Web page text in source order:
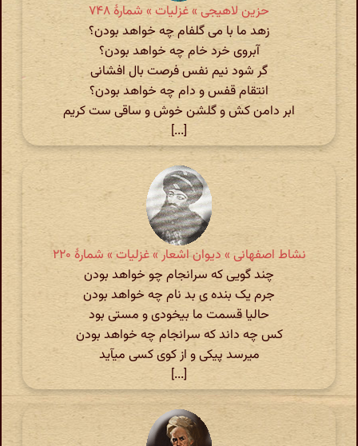
حزین لاهیجی » غزلیات » شمارهٔ ۷۴۸
زهد ما با می گلفام چه خواهد بودن؟
آبروی خرد خام چه خواهد بودن؟
گر شود نیم نفس فرصت بال افشانی
انتقام قفس و دام چه خواهد بودن؟
ابر دامن کش و گلشن خوش و ساقی ست کریم
[...]
نشاط اصفهانی » دیوان اشعار » غزلیات » شمارهٔ ۲۲۰
چند گویی که سرانجام چو خواهد بودن
جرم یک بنده ی بد نام چه خواهد بودن
حالیا قسمت ما بیخودی و مستی بود
کس چه داند که سرانجام چه خواهد بودن
میرسد پیکی و از کوی کسی میآید
[...]